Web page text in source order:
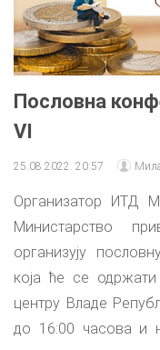
Пословна
VI
25.08.2022. 20:57
Организатор ИТД
Министарство
организују
која ће се
центру Владе
до 16:00 часова и